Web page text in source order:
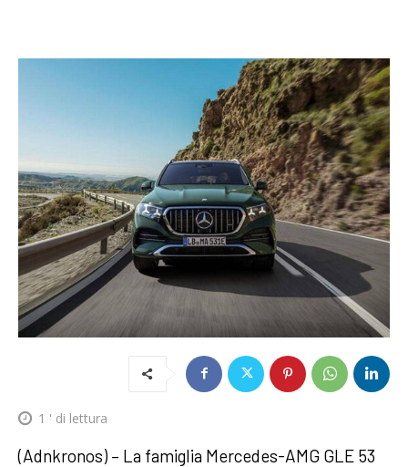
1 ' di lettura
(Adnkronos) – La famiglia Mercedes-AMG GLE 53